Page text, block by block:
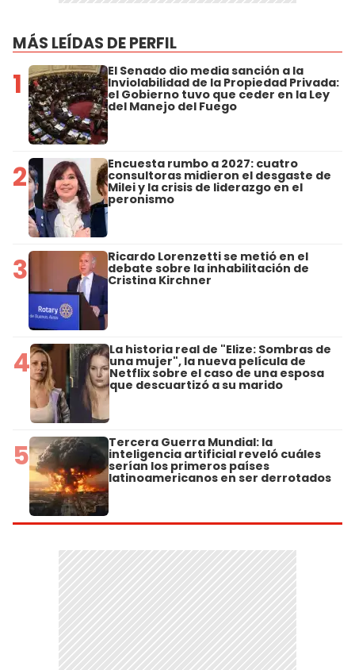
MÁS LEÍDAS DE PERFIL
1 El Senado dio media sanción a la
Inviolabilidad de la Propiedad Privada:
el Gobierno tuvo que ceder en la Ley
del Manejo del Fuego
2 Encuesta rumbo a 2027: cuatro
consultoras midieron el desgaste de
Milei y la crisis de liderazgo en el
peronismo
3 Ricardo Lorenzetti se metió en el
debate sobre la inhabilitación de
Cristina Kirchner
4 La historia real de "Elize: Sombras de
una mujer", la nueva película de
Netflix sobre el caso de una esposa
que descuartizó a su marido
5 Tercera Guerra Mundial: la
inteligencia artificial reveló cuáles
serían los primeros países
latinoamericanos en ser derrotados